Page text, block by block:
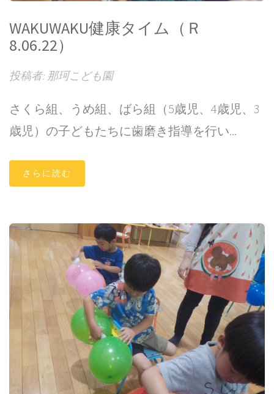
WAKUWAKU健康タイム（Ｒ
8.06.22）
投稿者: 那珂こども園
さくら組、うめ組、ばら組（5歳児、4歳児、3
歳児）の子どもたちに歯磨き指導を行い...
さらに読む